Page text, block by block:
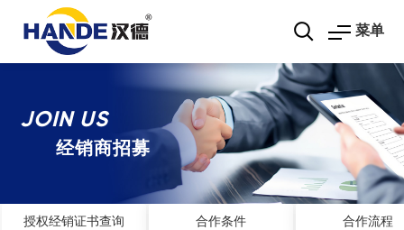
菜单
JOIN US
经销商招募
授权经销证书查询 合作条件 合作流程